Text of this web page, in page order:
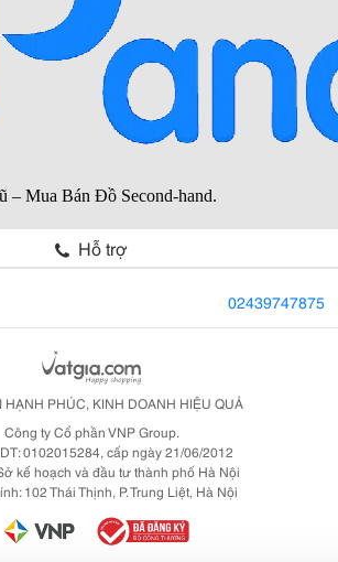
Hỗ trợ
02439747875
HẠNH PHÚC, KINH DOANH HIỆU QUẢ
Công ty Cổ phần VNP Group.
0102015284, cấp ngày 21/06/2012
kế hoạch và đầu tư thành phố Hà Nội
102 Thái Thịnh, P. Trung Liệt, Hà Nội